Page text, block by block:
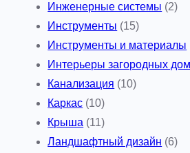
Инженерные системы (2)
Инструменты (15)
Инструменты и материалы
Интерьеры загородных
Канализация (10)
Каркас (10)
Крыша (11)
Ландшафтный дизайн (6)